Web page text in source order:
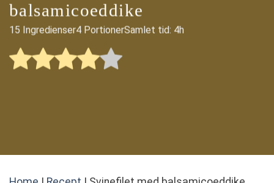
balsamicoeddike
15 Ingredienser4 PortionerSamlet tid: 4h